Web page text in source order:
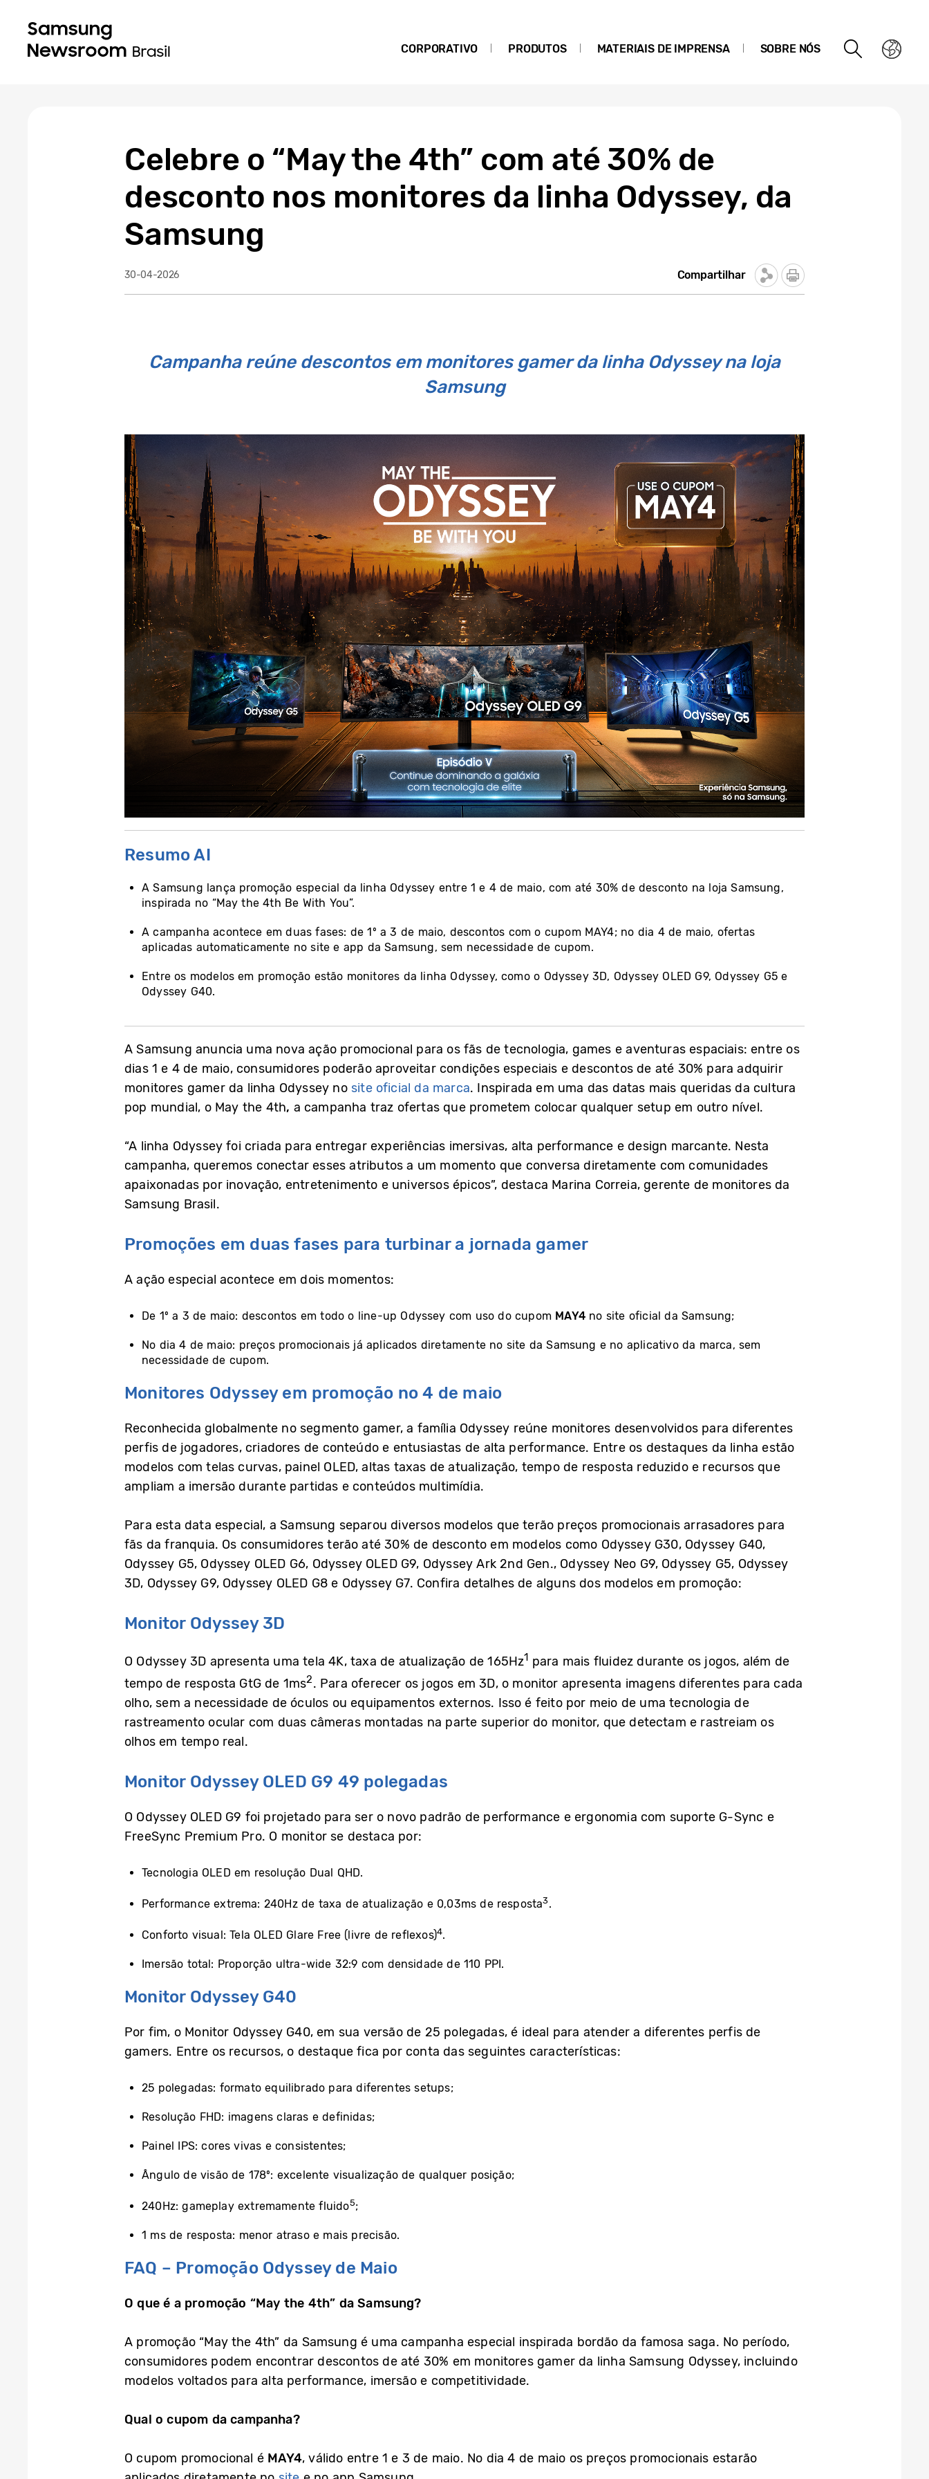
CORPORATIVO PRODUTOS MATERIAIS DE IMPRENSA SOBRE NÓS
Celebre o “May the 4th” com até 30% de
desconto nos monitores da linha Odyssey, da
Samsung
30-04-2026 Compartilhar
Campanha reúne descontos em monitores gamer da linha Odyssey na loja
Samsung
Resumo AI
A Samsung lança promoção especial da linha Odyssey entre 1 e 4 de maio, com até 30% de desconto na loja Samsung,
inspirada no “May the 4th Be With You”.
A campanha acontece em duas fases: de 1º a 3 de maio, descontos com o cupom MAY4; no dia 4 de maio, ofertas
aplicadas automaticamente no site e app da Samsung, sem necessidade de cupom.
Entre os modelos em promoção estão monitores da linha Odyssey, como o Odyssey 3D, Odyssey OLED G9, Odyssey G5 e
Odyssey G40.
A Samsung anuncia uma nova ação promocional para os fãs de tecnologia, games e aventuras espaciais: entre os
dias 1 e 4 de maio, consumidores poderão aproveitar condições especiais e descontos de até 30% para adquirir
monitores gamer da linha Odyssey no site oficial da marca. Inspirada em uma das datas mais queridas da cultura
pop mundial, o May the 4th, a campanha traz ofertas que prometem colocar qualquer setup em outro nível.
“A linha Odyssey foi criada para entregar experiências imersivas, alta performance e design marcante. Nesta
campanha, queremos conectar esses atributos a um momento que conversa diretamente com comunidades
apaixonadas por inovação, entretenimento e universos épicos”, destaca Marina Correia, gerente de monitores da
Samsung Brasil.
Promoções em duas fases para turbinar a jornada gamer
A ação especial acontece em dois momentos:
De 1º a 3 de maio: descontos em todo o line-up Odyssey com uso do cupom MAY4no site oficial da Samsung;
No dia 4 de maio: preços promocionais já aplicados diretamente no site da Samsung e no aplicativo da marca, sem
necessidade de cupom.
Monitores Odyssey em promoção no 4 de maio
Reconhecida globalmente no segmento gamer, a família Odyssey reúne monitores desenvolvidos para diferentes
perfis de jogadores, criadores de conteúdo e entusiastas de alta performance. Entre os destaques da linha estão
modelos com telas curvas, painel OLED, altas taxas de atualização, tempo de resposta reduzido e recursos que
ampliam a imersão durante partidas e conteúdos multimídia.
Para esta data especial, a Samsung separou diversos modelos que terão preços promocionais arrasadores para
fãs da franquia. Os consumidores terão até 30% de desconto em modelos como Odyssey G30, Odyssey G40,
Odyssey G5, Odyssey OLED G6, Odyssey OLED G9, Odyssey Ark 2nd Gen., Odyssey Neo G9, Odyssey G5, Odyssey
3D, Odyssey G9, Odyssey OLED G8 e Odyssey G7. Confira detalhes de alguns dos modelos em promoção:
Monitor Odyssey 3D
O Odyssey 3D apresenta uma tela 4K, taxa de atualização de 165Hz1 para mais fluidez durante os jogos, além de
tempo de resposta GtG de 1ms2. Para oferecer os jogos em 3D, o monitor apresenta imagens diferentes para cada
olho, sem a necessidade de óculos ou equipamentos externos. Isso é feito por meio de uma tecnologia de
rastreamento ocular com duas câmeras montadas na parte superior do monitor, que detectam e rastreiam os
olhos em tempo real.
Monitor Odyssey OLED G9 49 polegadas
O Odyssey OLED G9 foi projetado para ser o novo padrão de performance e ergonomia com suporte G-Sync e
FreeSync Premium Pro. O monitor se destaca por:
Tecnologia OLED em resolução Dual QHD.
Performance extrema: 240Hz de taxa de atualização e 0,03ms de resposta3.
Conforto visual: Tela OLED Glare Free (livre de reflexos)4.
Imersão total: Proporção ultra-wide 32:9 com densidade de 110 PPI.
Monitor Odyssey G40
Por fim, o Monitor Odyssey G40, em sua versão de 25 polegadas, é ideal para atender a diferentes perfis de
gamers. Entre os recursos, o destaque fica por conta das seguintes características:
25 polegadas: formato equilibrado para diferentes setups;
Resolução FHD: imagens claras e definidas;
Painel IPS: cores vivas e consistentes;
Ângulo de visão de 178º: excelente visualização de qualquer posição;
240Hz: gameplay extremamente fluido5;
1 ms de resposta: menor atraso e mais precisão.
FAQ – Promoção Odyssey de Maio
O que é a promoção “May the 4th” da Samsung?
A promoção “May the 4th” da Samsung é uma campanha especial inspirada bordão da famosa saga. No período,
consumidores podem encontrar descontos de até 30% em monitores gamer da linha Samsung Odyssey, incluindo
modelos voltados para alta performance, imersão e competitividade.
Qual o cupom da campanha?
O cupom promocional é MAY4, válido entre 1 e 3 de maio. No dia 4 de maio os preços promocionais estarão